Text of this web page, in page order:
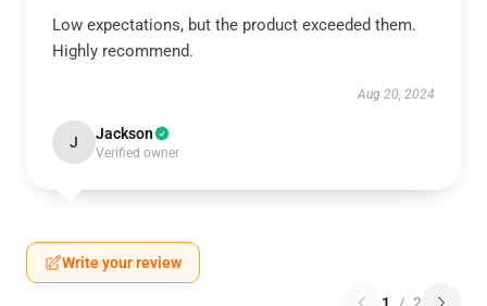
Low expectations, but the product exceeded them.
Highly recommend.
Aug 20, 2024
J Jackson
Verified owner
Write your review